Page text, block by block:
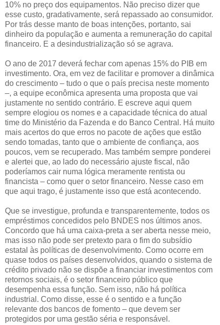
10% no preço dos equipamentos. Não preciso dizer que
esse custo, gradativamente, será repassado ao consumidor.
Por trás desse manto de boas intenções, portanto, sai
dinheiro da população e aumenta a remuneração do capital
financeiro. E a desindustrialização só se agrava.
O ano de 2017 deverá fechar com apenas 15% do PIB em
investimento. Ora, em vez de facilitar e promover a dinâmica
do crescimento – tudo o que o país precisa neste momento
–, a equipe econômica apresenta uma proposta que vai
justamente no sentido contrário. E escreve aqui quem
sempre elogiou os nomes e a capacidade técnica do atual
time do Ministério da Fazenda e do Banco Central. Há muito
mais acertos do que erros no pacote de ações que estão
sendo tomadas, tanto que o ambiente de confiança, aos
poucos, vem se recuperado. Mas também sempre ponderei
e alertei que, ao lado do necessário ajuste fiscal, não
poderíamos cair numa lógica meramente rentista ou
financista – como quer o setor financeiro. Nesse caso em
que aqui trago, é justamente isso que está acontecendo.
Que se investigue, profunda e transparentemente, todos os
empréstimos concedidos pelo BNDES nos últimos anos.
Concordo que há uma caixa-preta a ser aberta nesse meio,
mas isso não pode ser pretexto para o fim do subsídio
estatal às políticas de desenvolvimento. Como ocorre em
quase todos os países desenvolvidos, quando o sistema de
crédito privado não se dispõe a financiar investimentos com
retornos sociais, é o setor financeiro público que
desempenha essa função. Sem isso, não há política
industrial. Como disse, esse é o sentido e a função
relevante dos bancos de fomento – que devem ser
protegidos por uma gestão séria e responsável.